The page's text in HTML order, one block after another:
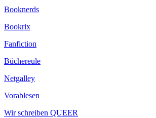
Booknerds
Bookrix
Fanfiction
Büchereule
Netgalley
Vorablesen
Wir schreiben QUEER